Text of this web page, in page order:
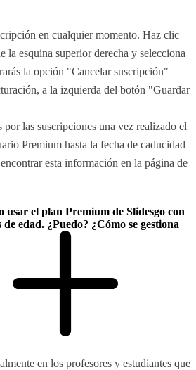
en cualquier momento. Haz clic
la esquina superior derecha y selecciona
la opción "Cancelar suscripción"
a la izquierda del botón "Guardar
las suscripciones una vez realizado el
Premium hasta la fecha de caducidad
esta información en la página de
usar el plan Premium de Slidesgo con
edad. ¿Puedo? ¿Cómo se gestiona
en los profesores y estudiantes que